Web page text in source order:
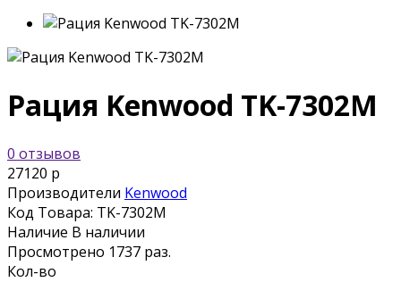
Рация Kenwood TK-7302M
0 отзывов
27120 р
Производители Kenwood
Код Товара: TK-7302M
Наличие В наличии
Просмотрено 1737 раз.
Кол-во